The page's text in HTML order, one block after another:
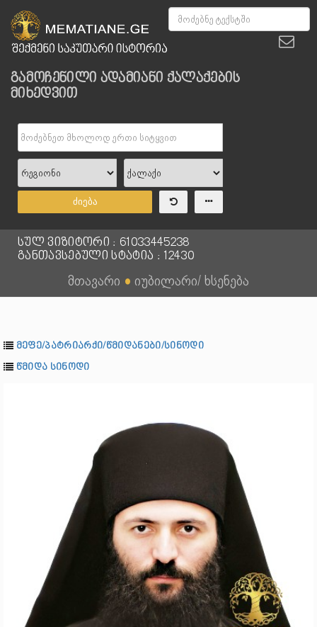
გამოჩენილი ადამიანი ქალაქების
მიხედვით
ძიება
სულ ვიზიტორი : 61033445238
განთავსებული სტატია : 12430
მთავარი ● იუბილარი/ ხსენება
მეფე/პატრიარქი/წმიდანები/სინოდი
წმიდა სინოდი